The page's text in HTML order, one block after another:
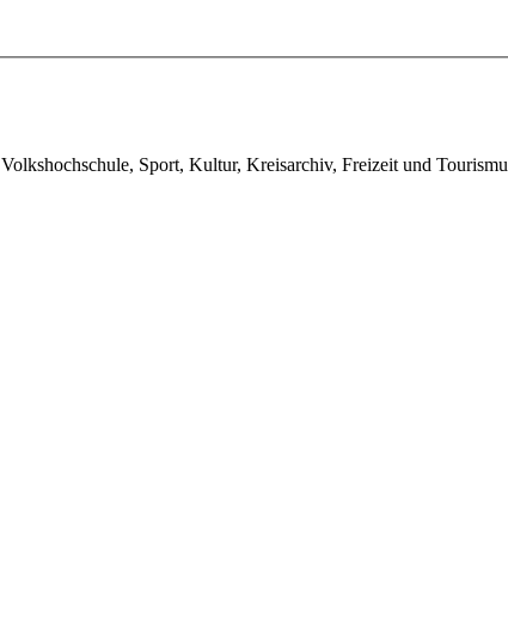
Sport, Kultur, Kreisarchiv, Freizeit und